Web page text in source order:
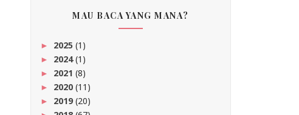
MAU BACA YANG MANA?
► 2025 (1)
► 2024(1)
► 2021 (8)
► 2020 (11)
► 2019(20)